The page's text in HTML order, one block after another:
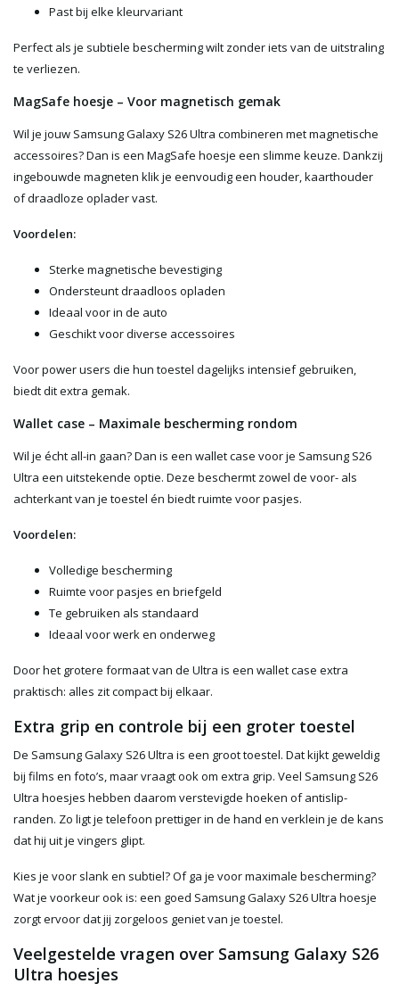
Past bij elke kleurvariant
Perfect als je subtiele bescherming wilt zonder iets van de uitstraling
te verliezen.
MagSafe hoesje – Voor magnetisch gemak
Wil je jouw Samsung Galaxy S26 Ultra combineren met magnetische
accessoires? Dan is een MagSafe hoesje een slimme keuze. Dankzij
ingebouwde magneten klik je eenvoudig een houder, kaarthouder
of draadloze oplader vast.
Voordelen:
Sterke magnetische bevestiging
Ondersteunt draadloos opladen
Ideaal voor in de auto
Geschikt voor diverse accessoires
Voor power users die hun toestel dagelijks intensief gebruiken,
biedt dit extra gemak.
Wallet case – Maximale bescherming rondom
Wil je écht all-in gaan? Dan is een wallet case voor je Samsung S26
Ultra een uitstekende optie. Deze beschermt zowel de voor- als
achterkant van je toestel én biedt ruimte voor pasjes.
Voordelen:
Volledige bescherming
Ruimte voor pasjes en briefgeld
Te gebruiken als standaard
Ideaal voor werk en onderweg
Door het grotere formaat van de Ultra is een wallet case extra
praktisch: alles zit compact bij elkaar.
Extra grip en controle bij een groter toestel
De Samsung Galaxy S26 Ultra is een groot toestel. Dat kijkt geweldig
bij films en foto’s, maar vraagt ook om extra grip. Veel Samsung S26
Ultra hoesjes hebben daarom verstevigde hoeken of antislip-
randen. Zo ligt je telefoon prettiger in de hand en verklein je de kans
dat hij uit je vingers glipt.
Kies je voor slank en subtiel? Of ga je voor maximale bescherming?
Wat je voorkeur ook is: een goed Samsung Galaxy S26 Ultra hoesje
zorgt ervoor dat jij zorgeloos geniet van je toestel.
Veelgestelde vragen over Samsung Galaxy S26
Ultra hoesjes